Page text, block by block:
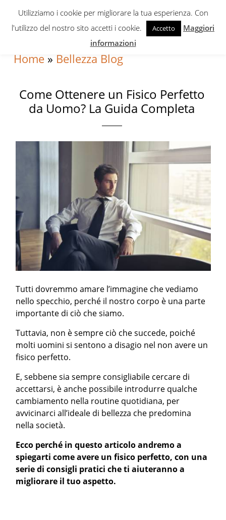
Skip
navigation
Skip
Skip
sidebar
Home » Bellezza Blog
Come Ottenere un Fisico Perfetto
da Uomo? La Guida Completa
Tutti dovremmo amare l’immagine che vediamo
nello specchio, perché il nostro corpo è una parte
importante di ciò che siamo.
Tuttavia, non è sempre ciò che succede, poiché
molti uomini si sentono a disagio nel non avere un
fisico perfetto.
E, sebbene sia sempre consigliabile cercare di
accettarsi, è anche possibile introdurre qualche
cambiamento nella routine quotidiana, per
avvicinarci all’ideale di bellezza che predomina
nella società.
Ecco perché in questo articolo andremo a
spiegarti come avere un fisico perfetto, con una
serie di consigli pratici che ti aiuteranno a
migliorare il tuo aspetto.
Utilizziamo i cookie per migliorare la tua esperienza. Con
l'utilizzo del nostro sito accetti i cookie.
Accetto
Maggiori
informazioni